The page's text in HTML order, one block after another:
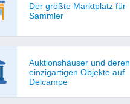
Der größte Marktplatz für
Sammler
Auktionshäuser und deren
einzigartigen Objekte auf
Delcampe